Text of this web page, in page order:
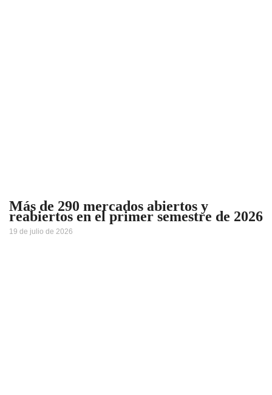
Más de 290 mercados abiertos y
reabiertos en el primer semestre de 2026
19 de julio de 2026